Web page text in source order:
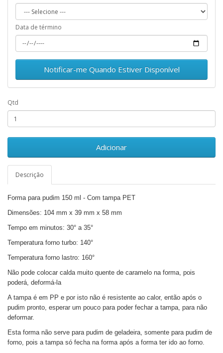
Data de término
Notificar-me Quando Estiver Disponível
Qtd
Adicionar
Descrição
Forma para pudim 150 ml - Com tampa PET
Dimensões: 104 mm x 39 mm x 58 mm
Tempo em minutos: 30° a 35°
Temperatura forno turbo: 140°
Temperatura forno lastro: 160°
Não pode colocar calda muito quente de caramelo na forma, pois
poderá, deformá-la
A tampa é em PP e por isto não é resistente ao calor, então após o
pudim pronto, esperar um pouco para poder fechar a tampa, para não
deformar.
Esta forma não serve para pudim de geladeira, somente para pudim de
forno, pois a tampa só fecha na forma após a forma ter ido ao forno.